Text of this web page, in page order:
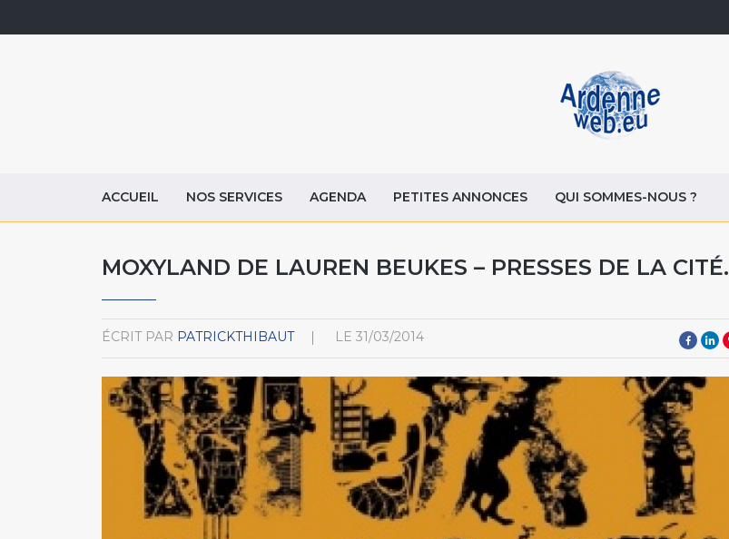
ACCUEIL NOS SERVICES AGENDA PETITES ANNONCES QUI SOMMES-NOUS ?
MOXYLAND DE LAUREN BEUKES – PRESSES DE LA CITÉ.
ÉCRIT PAR PATRICKTHIBAUT LE 31/03/2014